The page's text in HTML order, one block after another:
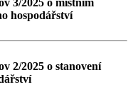
3/2025 o místním
hospodářství
2/2025 o stanovení